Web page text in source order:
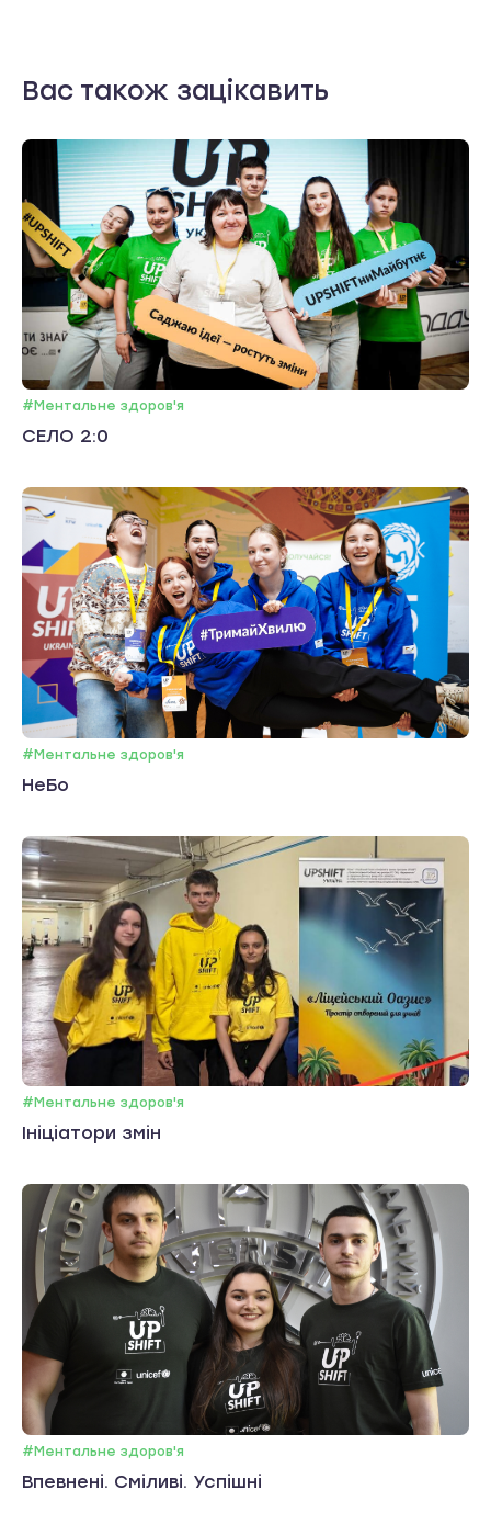
Вас також зацікавить
#Ментальне здоров'я
СЕЛО 2:0
#Ментальне здоров'я
НеБо
#Ментальне здоров'я
Ініціатори змін
#Ментальне здоров'я
Впевнені. Сміливі. Успішні